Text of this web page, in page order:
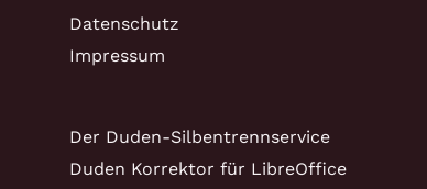
Datenschutz
Impressum
Der Duden-Silbentrennservice
Duden Korrektor für LibreOffice